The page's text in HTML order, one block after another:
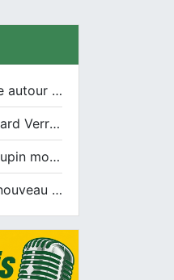
Une rencontre autour de Jean-Claude Suaudeau
Bernard Verret en dédicaces le samedi 13 décembre à l’Espace Culturel Atlantis
« Saupin mon amour » au salon du livre de Trentemoult
Un nouveau tirage pour le Docu-BD